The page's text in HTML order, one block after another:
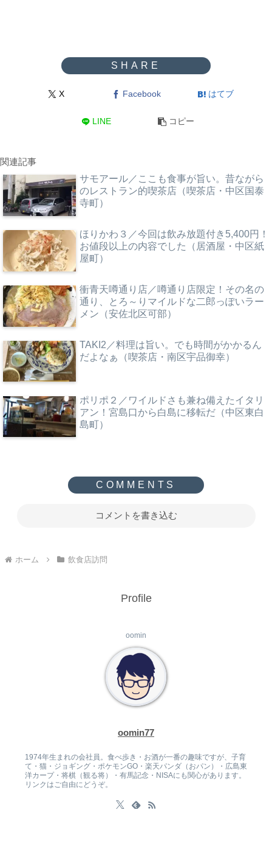
X Facebook はてブ
LINE コピー
関連記事
サモアール／ここも食事が旨い。昔ながら
のレストラン的喫茶店（喫茶店・中区国泰
寺町）
ほりかわ３／今回は飲み放題付き5,400円！
お値段以上の内容でした（居酒屋・中区紙
屋町）
衝青天噂通り店／噂通り店限定！その名の
通り、とろ～りマイルドな二郎っぽいラー
メン（安佐北区可部）
TAKI2／料理は旨い。でも時間がかかるん
だよなぁ（喫茶店・南区宇品御幸）
ポリポ２／ワイルドさも兼ね備えたイタリ
アン！宮島口から白島に移転だ（中区東白
島町）
コメントを書き込む
ホーム 飲食店訪問
Profile
oomin
oomin77
1974年生まれの会社員。食べ歩き・お酒が一番の趣味ですが、子育
て・猫・ジョギング・ポケモンGO・楽天パンダ（おパン）・広島東
洋カープ・将棋（観る将）・有馬記念・NISAにも関心があります。
リンクはご自由にどうぞ。